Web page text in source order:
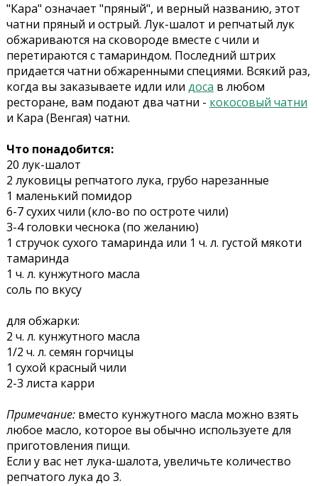
"Кара" означает "пряный", и верный названию, этот
чатни пряный и острый. Лук-шалот и репчатый лук
обжариваются на сковороде вместе с чили и
перетираются с тамариндом. Последний штрих
придается чатни обжаренными специями. Всякий раз,
когда вы заказываете идли или доса в любом
ресторане, вам подают два чатни - кокосовый чатни
и Кара (Венгая) чатни.
Что понадобится:
20 лук-шалот
2 луковицы репчатого лука, грубо нарезанные
1 маленький помидор
6-7 сухих чили (кло-во по остроте чили)
3-4 головки чеснока (по желанию)
1 стручок сухого тамаринда или 1 ч. л. густой мякоти
тамаринда
1 ч. л. кунжутного масла
соль по вкусу
для обжарки:
2 ч. л. кунжутного масла
1/2 ч. л. семян горчицы
1 сухой красный чили
2-3 листа карри
Примечание:вместо кунжутного масла можно взять
любое масло, которое вы обычно используете для
приготовления пищи.
Если у вас нет лука-шалота, увеличьте количество
репчатого лука до 3.